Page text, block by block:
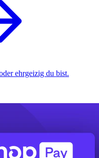
ehrgeizig du bist.